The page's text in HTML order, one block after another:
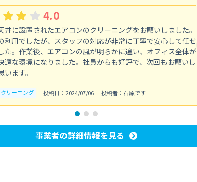
4.0
井に設置されたエアコンのクリーニングをお願いしました。
利用でしたが、スタッフの対応が非常に丁寧で安心して任せ
た。作業後、エアコンの風が明らかに違い、オフィス全体が
適な環境になりました。社員からも好評で、次回もお願いし
います。
リーニング 投稿日：2024/07/06 投稿者：石原です
事業者の詳細情報を見る